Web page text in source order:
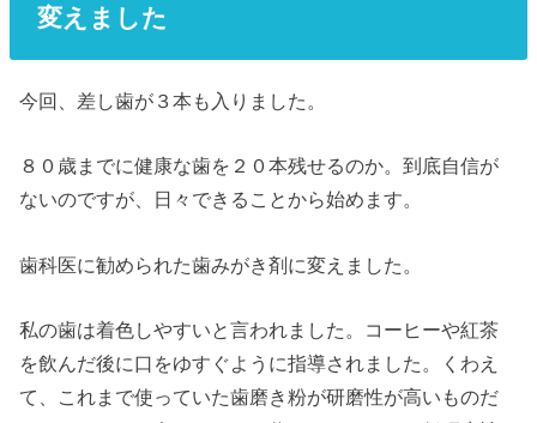
変えました
今回、差し歯が３本も入りました。
８０歳までに健康な歯を２０本残せるのか。到底自信が
ないのですが、日々できることから始めます。
歯科医に勧められた歯みがき剤に変えました。
私の歯は着色しやすいと言われました。コーヒーや紅茶
を飲んだ後に口をゆすぐように指導されました。くわえ
て、これまで使っていた歯磨き粉が研磨性が高いものだ